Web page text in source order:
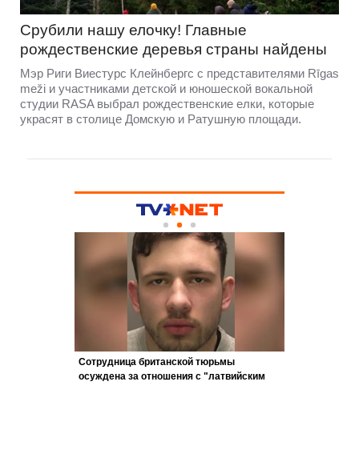
Срубили нашу елочку! Главные
рождественские деревья страны найдены
Мэр Риги Виестурс Клейнбергс с представителями Rīgas
meži и участниками детской и юношеской вокальной
студии RASA выбрал рождественские елки, которые
украсят в столице Домскую и Ратушную площади.